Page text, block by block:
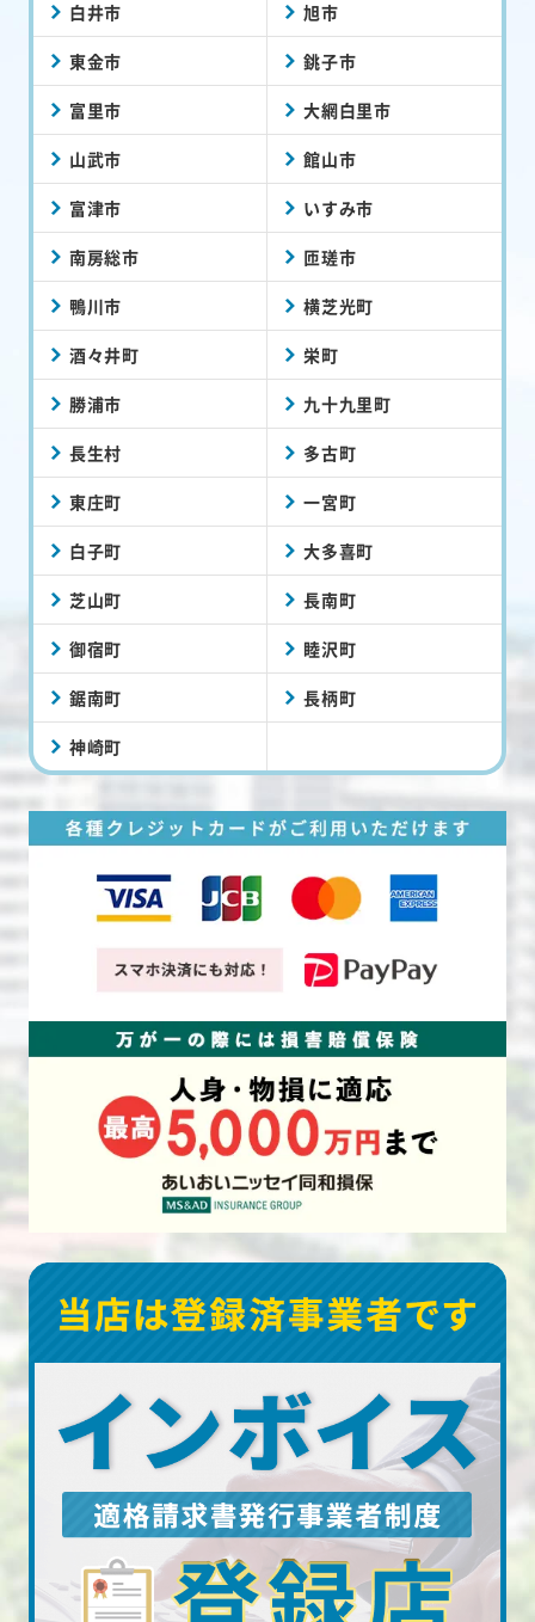
白井市 旭市
東金市 銚子市
富里市 大網白里市
山武市 館山市
富津市 いすみ市
南房総市 匝瑳市
鴨川市 横芝光町
酒々井町 栄町
勝浦市 九十九里町
長生村 多古町
東庄町 一宮町
白子町 大多喜町
芝山町 長南町
御宿町 睦沢町
鋸南町 長柄町
神崎町